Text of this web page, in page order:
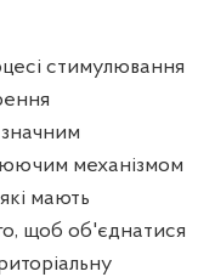
стимулювання
механізмом
мають
щоб об'єднатися